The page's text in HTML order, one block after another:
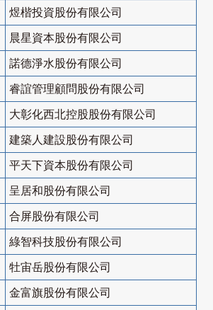
煜楷投資股份有限公司
晨星資本股份有限公司
諾德淨水股份有限公司
睿誼管理顧問股份有限公司
大彰化西北控股股份有限公司
建築人建設股份有限公司
平天下資本股份有限公司
呈居和股份有限公司
合屏股份有限公司
綠智科技股份有限公司
牡宙岳股份有限公司
金富旗股份有限公司